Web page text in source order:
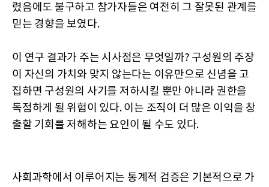
렸음에도 불구하고 참가자들은 여전히 그 잘못된 관계를
믿는 경향을 보였다.
이 연구 결과가 주는 시사점은 무엇일까? 구성원의 주장
이 자신의 가치와 맞지 않는다는 이유만으로 신념을 고
집하면 구성원의 사기를 저하시킬 뿐만 아니라 권한을
독점하게 될 위험이 있다. 이는 조직이 더 많은 이익을 창
출할 기회를 저해하는 요인이 될 수도 있다.
사회과학에서 이루어지는 통계적 검증은 기본적으로 가